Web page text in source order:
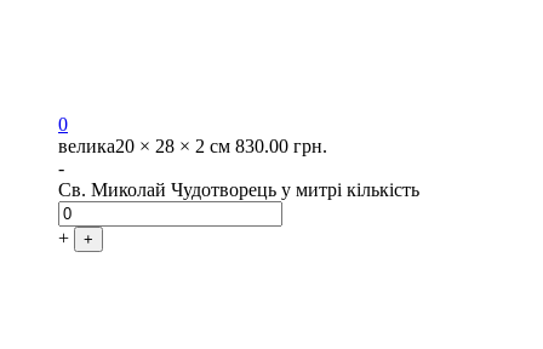
0
велика20 × 28 × 2 см 830.00 грн.
-
Св. Миколай Чудотворець у митрі кількість
+ +